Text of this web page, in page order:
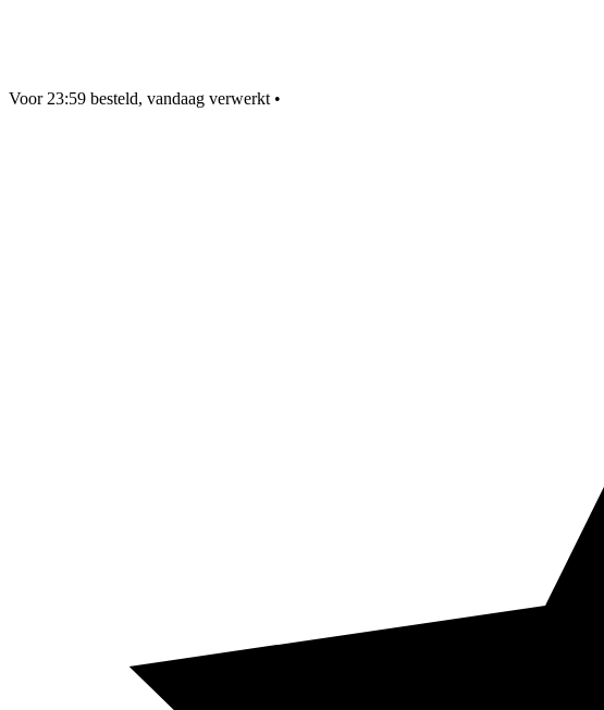
Voor 23:59 besteld, vandaag verwerkt •